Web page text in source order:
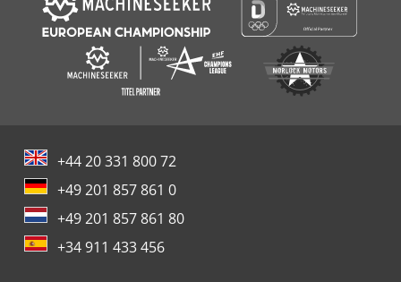
+44 20 331 800 72
+49 201 857 861 0
+49 201 857 861 80
+34 911 433 456